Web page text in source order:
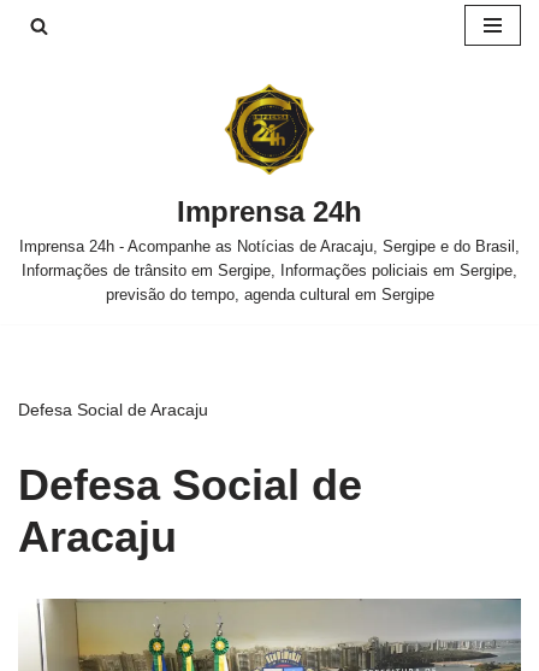
Imprensa 24h
Imprensa 24h - Acompanhe as Notícias de Aracaju, Sergipe e do Brasil,
Informações de trânsito em Sergipe, Informações policiais em Sergipe,
previsão do tempo, agenda cultural em Sergipe
Defesa Social de Aracaju
Defesa Social de
Aracaju